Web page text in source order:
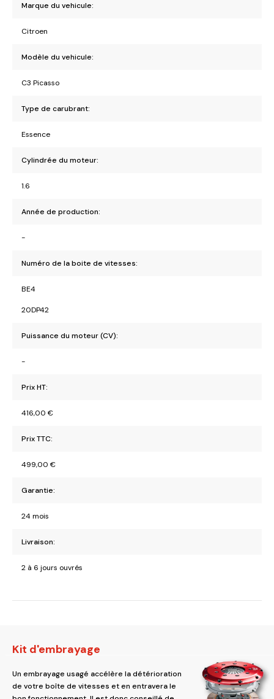
Marque du vehicule:
Citroen
Modèle du vehicule:
C3 Picasso
Type de carubrant:
Essence
Cylindrée du moteur:
1.6
Année de production:
-
Numéro de la boite de vitesses:
BE4
20DP42
Puissance du moteur (CV):
-
Prix HT:
416,00 €
Prix TTC:
499,00 €
Garantie:
24 mois
Livraison:
2 à 6 jours ouvrés
Kit d'embrayage
Un embrayage usagé accélère la détérioration
de votre boîte de vitesses et en entravera le